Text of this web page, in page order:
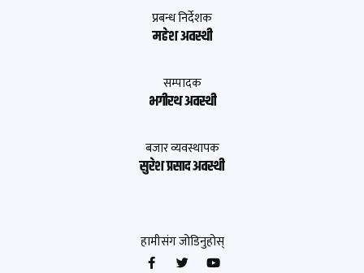
प्रबन्ध निर्देशक
महेश अवस्थी
सम्पादक
भगीरथ अवस्थी
बजार व्यवस्थापक
सुरेश प्रसाद अवस्थी
हामीसंग जोडिनुहोस्